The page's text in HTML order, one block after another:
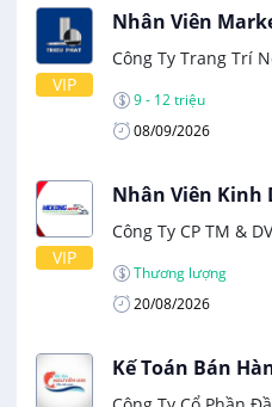
VIP
Nhân Viên
Công Ty Trang Trí
9 - 12 triệu
08/09/2026
VIP
Nhân Viên Kinh
Công Ty CP TM &
Thương lượng
20/08/2026
Kế Toán Bán